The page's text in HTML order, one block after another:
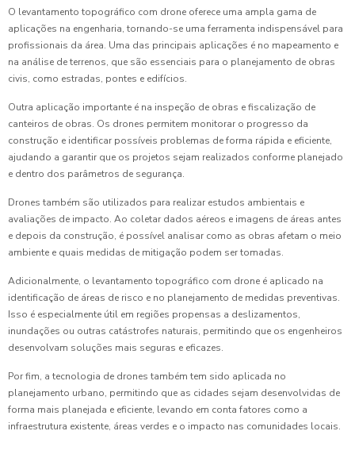
O levantamento topográfico com drone oferece uma ampla gama de
aplicações na engenharia, tornando-se uma ferramenta indispensável para
profissionais da área. Uma das principais aplicações é no mapeamento e
na análise de terrenos, que são essenciais para o planejamento de obras
civis, como estradas, pontes e edifícios.
Outra aplicação importante é na inspeção de obras e fiscalização de
canteiros de obras. Os drones permitem monitorar o progresso da
construção e identificar possíveis problemas de forma rápida e eficiente,
ajudando a garantir que os projetos sejam realizados conforme planejado
e dentro dos parâmetros de segurança.
Drones também são utilizados para realizar estudos ambientais e
avaliações de impacto. Ao coletar dados aéreos e imagens de áreas antes
e depois da construção, é possível analisar como as obras afetam o meio
ambiente e quais medidas de mitigação podem ser tomadas.
Adicionalmente, o levantamento topográfico com drone é aplicado na
identificação de áreas de risco e no planejamento de medidas preventivas.
Isso é especialmente útil em regiões propensas a deslizamentos,
inundações ou outras catástrofes naturais, permitindo que os engenheiros
desenvolvam soluções mais seguras e eficazes.
Por fim, a tecnologia de drones também tem sido aplicada no
planejamento urbano, permitindo que as cidades sejam desenvolvidas de
forma mais planejada e eficiente, levando em conta fatores como a
infraestrutura existente, áreas verdes e o impacto nas comunidades locais.